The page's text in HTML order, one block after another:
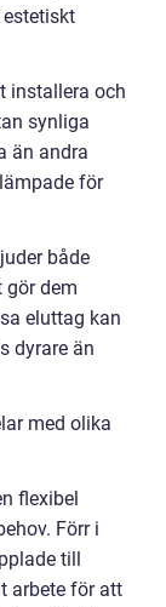
installera och
synliga
än andra
för
både
gör dem
eluttag kan
dyrare än
med olika
flexibel
Förr i
till
arbete för att